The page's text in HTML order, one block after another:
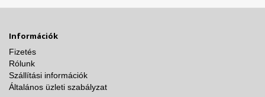
Információk
Fizetés
Rólunk
Szállítási információk
Általános üzleti szabályzat